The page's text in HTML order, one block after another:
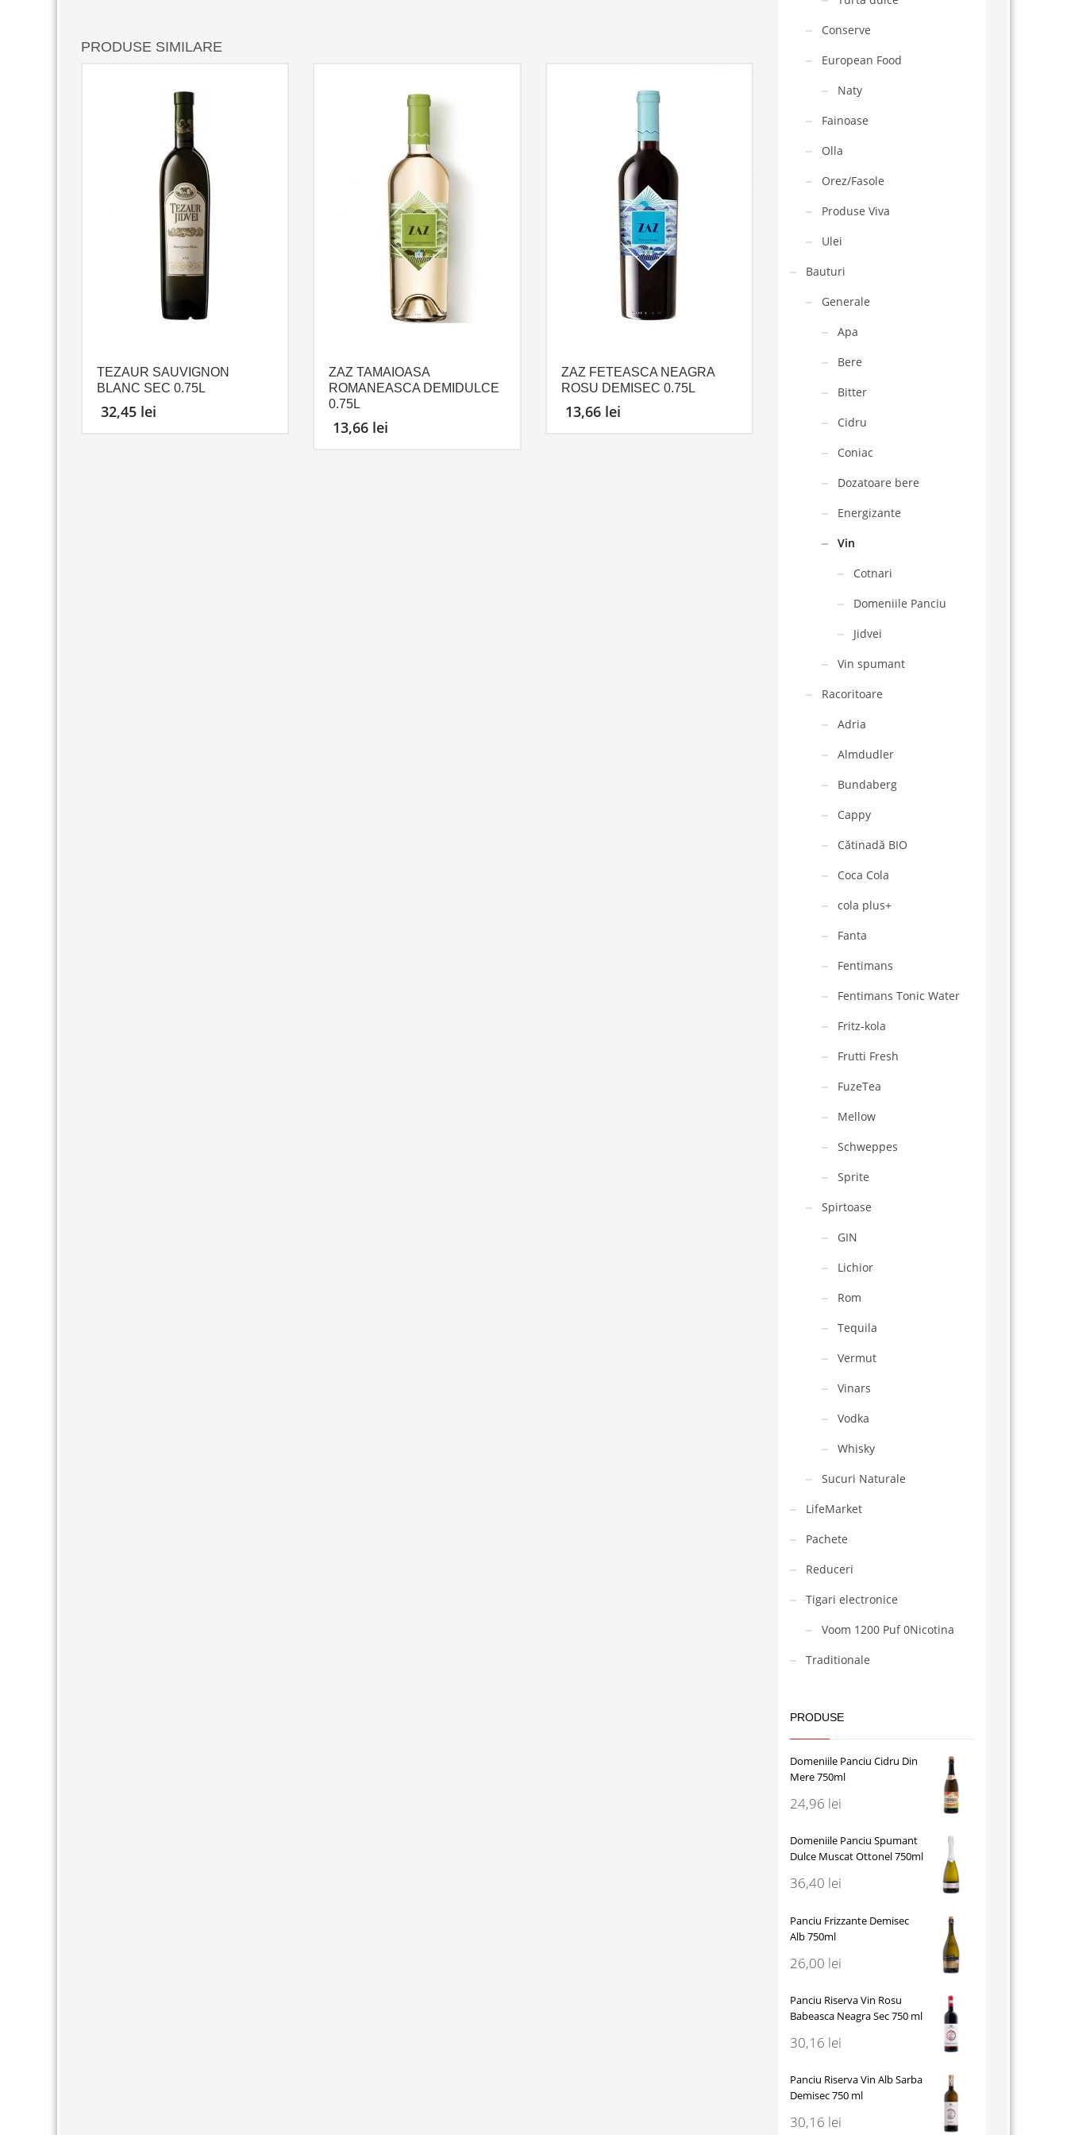
PRODUSE SIMILARE
TEZAUR SAUVIGNON
BLANC SEC 0.75L
32,45 lei
ZAZ TAMAIOASA
ROMANEASCA DEMIDULCE
0.75L
13,66 lei
ZAZ FETEASCA NEAGRA
ROSU DEMISEC 0.75L
13,66 lei
Conserve
European Food
Naty
Fainoase
Olla
Orez/Fasole
Produse Viva
Ulei
Bauturi
Generale
Apa
Bere
Bitter
Cidru
Coniac
Dozatoare bere
Energizante
Vin
Cotnari
Domeniile Panciu
Jidvei
Vin spumant
Racoritoare
Adria
Almdudler
Bundaberg
Cappy
Cătinadă BIO
Coca Cola
cola plus+
Fanta
Fentimans
Fentimans Tonic Water
Fritz-kola
Frutti Fresh
FuzeTea
Mellow
Schweppes
Sprite
Spirtoase
GIN
Lichior
Rom
Tequila
Vermut
Vinars
Vodka
Whisky
Sucuri Naturale
LifeMarket
Pachete
Reduceri
Tigari electronice
Voom 1200 Puf 0Nicotina
Traditionale
PRODUSE
Domeniile Panciu Cidru Din
Mere 750ml
24,96 lei
Domeniile Panciu Spumant
Dulce Muscat Ottonel 750ml
36,40 lei
Panciu Frizzante Demisec
Alb 750ml
26,00 lei
Panciu Riserva Vin Rosu
Babeasca Neagra Sec 750 ml
30,16 lei
Panciu Riserva Vin Alb Sarba
Demisec 750 ml
30,16 lei